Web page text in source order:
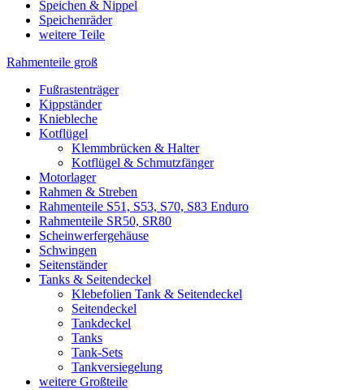
Speichen & Nippel
Speichenräder
weitere Teile
Rahmenteile groß
Fußrastenträger
Kippständer
Kniebleche
Kotflügel
Klemmbrücken & Halter
Kotflügel & Schmutzfänger
Motorlager
Rahmen & Streben
Rahmenteile S51, S53, S70, S83 Enduro
Rahmenteile SR50, SR80
Scheinwerfergehäuse
Schwingen
Seitenständer
Tanks & Seitendeckel
Klebefolien Tank & Seitendeckel
Seitendeckel
Tankdeckel
Tanks
Tank-Sets
Tankversiegelung
weitere Großteile